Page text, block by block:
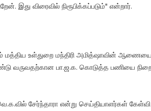
விரைவில் நிரூபிக்கப்படும்" என்றார்.
உள்துறை மந்திரி அமித்ஷாவின் ஆணையை
வருவதற்கான பா.ஜ.க. கொடுத்த பணியை
சேர்ந்தாரா என்று செய்தியாளர்கள் கேள்வி